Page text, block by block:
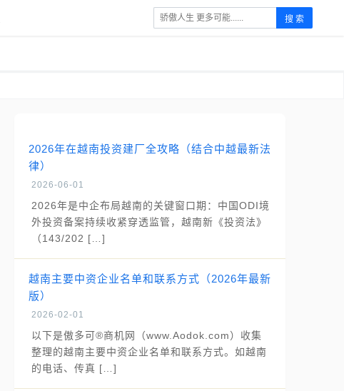
搜 索
2026年在越南投资建厂全攻略（结合中越最新法
律）
2026-06-01
2026年是中企布局越南的关键窗口期：中国ODI境
外投资备案持续收紧穿透监管，越南新《投资法》
（143/202 […]
越南主要中资企业名单和联系方式（2026年最新
版）
2026-02-01
以下是傲多可®商机网（www.Aodok.com）收集
整理的越南主要中资企业名单和联系方式。如越南
的电话、传真 […]